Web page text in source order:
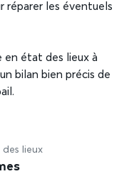
réparer les éventuels
en état des lieux à
bilan bien précis de
des lieux